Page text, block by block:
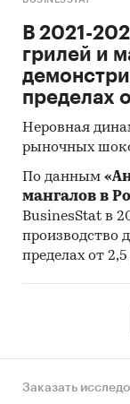
В 2021-
грилей и
пределах
Неровная
рыночных
По данным
мангалов в
BusinesStat в
производство
пределах от
Заказать